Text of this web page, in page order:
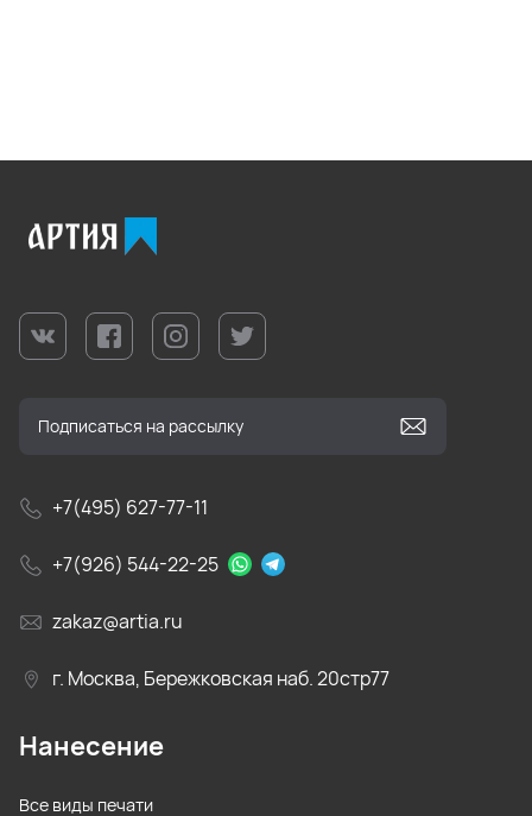
+7(495) 627-77-11
+7(926) 544-22-25
zakaz@artia.ru
г. Москва, Бережковская наб. 20стр77
Нанесение
Все виды печати